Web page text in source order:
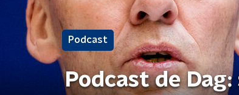
Podcast
Podcast de